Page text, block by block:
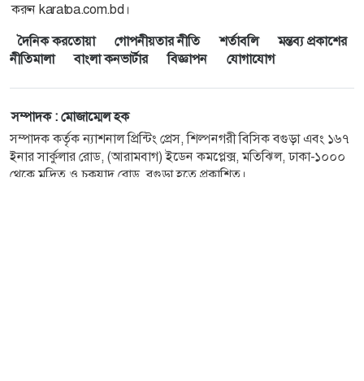
করুন karatoa.com.bd।
দৈনিক করতোয়া
গোপনীয়তার নীতি শর্তাবলি
মন্তব্য প্রকাশের
নীতিমালা
বাংলা কনভার্টার বিজ্ঞাপন যোগাযোগ
সম্পাদক : মোজাম্মেল হক
সম্পাদক কর্তৃক ন্যাশনাল প্রিন্টিং প্রেস, শিল্পনগরী বিসিক বগুড়া এবং ১৬৭
ইনার সার্কুলার রোড, (আরামবাগ) ইডেন কমপ্লেক্স, মতিঝিল, ঢাকা-১০০০
থেকে মুদ্রিত ও চকযাদু রোড, বগুড়া হতে প্রকাশিত।